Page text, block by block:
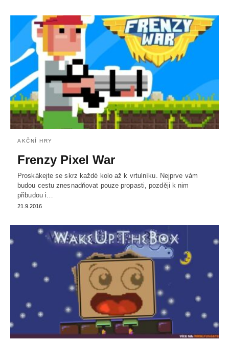
AKČNÍ HRY
Frenzy Pixel War
Proskákejte se skrz každé kolo až k vrtulníku. Nejprve vám
budou cestu znesnadňovat pouze propasti, později k nim
přibudou i…
21.9.2016